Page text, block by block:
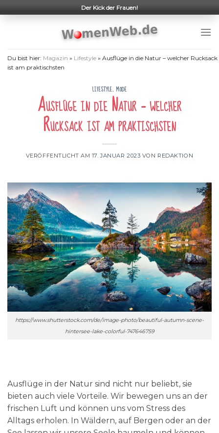
to
Der Kick der Frauen!
Du bist hier: Magazin » Lifestyle » Ausflüge in die Natur – welcher Rucksack
ist am praktischsten
LIFESTYLE, MODE
Ausflüge in die Natur – welcher
Rucksack ist am praktischsten
VERÖFFENTLICHT AM 17. JANUAR 2023 VON REDAKTION
https://www.shutterstock.com/de/image-photo/beautiful-autumn-scene-
hintersee-lake-colorful-747646759
Ausflüge in der Natur sind nicht nur beliebt, sie
bieten auch viele Vorteile. Wir bewegen uns an der
frischen Luft und können uns vom Stress des
Alltags erholen. In Wäldern, auf Bergen oder an der